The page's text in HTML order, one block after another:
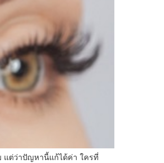
แต่ว่าปัญหานี้แก้ได้ค่า ใครที่